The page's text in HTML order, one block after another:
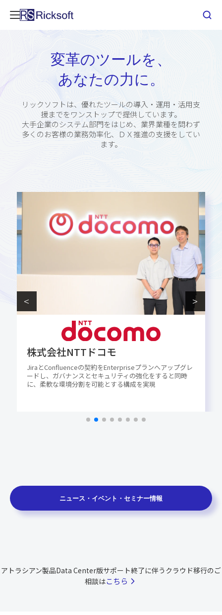
変革のツールを、
あなたの力に。
リックソフトは、優れたツールの導入・運用・活用支
援までをワンストップで提供しています。
大手企業のシステム部門をはじめ、 業界業種を問わず
多くのお客様の業務効率化、ＤＸ推進の支援をしてい
ます。
株式会社Speee
業務効率化と品質向上を実現する “Speee流” Trello活用術
エンタープライズプランの導入でよりセキュアに活用幅を
拡大
ニュース・イベント・セミナー情報
アトラシアン製品Data Center版サポート終了に伴うクラウド移行のご
相談はこちら